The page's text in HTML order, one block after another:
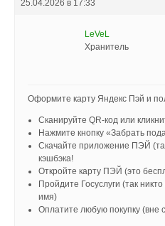
25.04.2026 в 17:33
LeVeL
Хранитель
Оформите карту Яндекс Пэй и
Сканируйте QR-код или
Нажмите кнопку «Забрать
Скачайте приложение ПЭЙ
кэшбэка!
Откройте карту ПЭЙ (это
Пройдите Госуслуги (так
имя)
Оплатите любую покупку (вне